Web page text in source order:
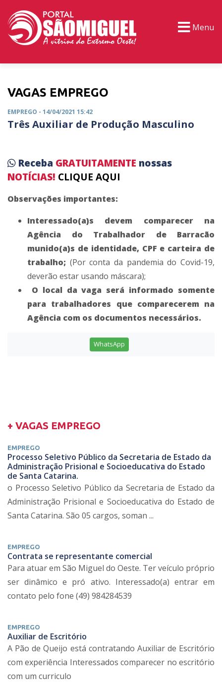
Menu
VAGAS EMPREGO
EMPREGO - 14/04/2021 15:42
Três Auxiliar de Produção Masculino
Receba GRATUITAMENTE nossas
NOTÍCIAS! CLIQUE AQUI
Observações importantes:
Interessado(a)s devem comparecer na
Agência do Trabalhador de Barracão
munido(a)s de identidade, CPF e carteira de
trabalho; (Por conta da pandemia do Covid-19,
deverão estar usando máscara);
O local da vaga será informado somente
para trabalhadores que comparecerem na
Agência com os documentos necessários.
WhatsApp
+ VAGAS EMPREGO
EMPREGO
Processo Seletivo Público da Secretaria de Estado da
Administração Prisional e Socioeducativa do Estado
de Santa Catarina.
o Processo Seletivo Público da Secretaria de Estado da
Administração Prisional e Socioeducativa do Estado de
Santa Catarina. São 05 cargos, soman ...
EMPREGO
Contrata se representante comercial
Para atuar em São Miguel do Oeste. Ter veículo próprio
ser dinâmico e pró ativo. Interessado(a) entrar em
contato pelo fone (49) 984284539
EMPREGO
Auxiliar de Escritório
A Pão de Queijo está contratando Auxiliar de Escritório
com experiência Interessados comparecer no escritório
com um curriculo